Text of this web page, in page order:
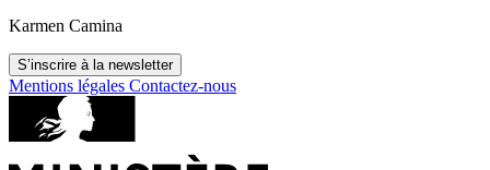
Karmen Camina
S’inscrire à la newsletter
Mentions légales Contactez-nous